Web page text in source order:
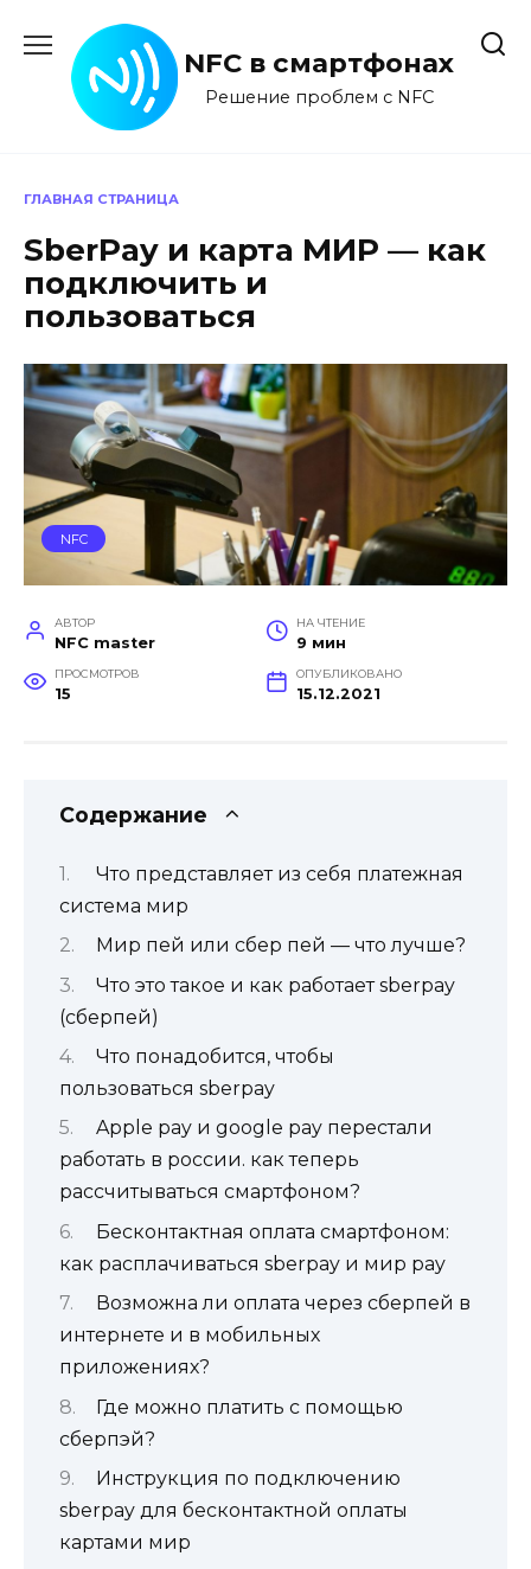
содержанию
NFC в смартфонах
Решение проблем с NFC
ГЛАВНАЯ СТРАНИЦА
SberPay и карта МИР — как
подключить и
пользоваться
NFC
АВТОР
NFC master
НА ЧТЕНИЕ
9 мин
ПРОСМОТРОВ
15
ОПУБЛИКОВАНО
15.12.2021
Содержание
Что представляет из себя платежная
система мир
Мир пей или сбер пей — что лучше?
Что это такое и как работает sberpay
(сберпей)
Что понадобится, чтобы
пользоваться sberpay
Apple pay и google pay перестали
работать в россии. как теперь
рассчитываться смартфоном?
Бесконтактная оплата смартфоном:
как расплачиваться sberpay и мир pay
Возможна ли оплата через сберпей в
интернете и в мобильных
приложениях?
Где можно платить с помощью
сберпэй?
Инструкция по подключению
sberpay для бесконтактной оплаты
картами мир